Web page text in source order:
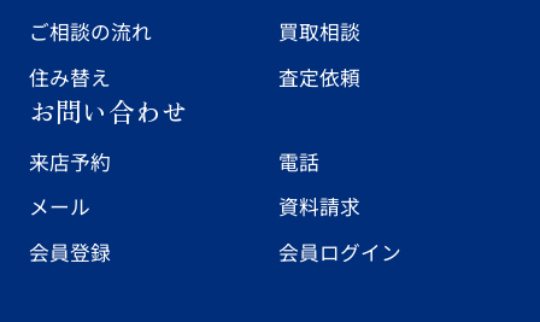
ご相談の流れ
買取相談
住み替え
査定依頼
お問い合わせ
来店予約
電話
メール
資料請求
会員登録
会員ログイン